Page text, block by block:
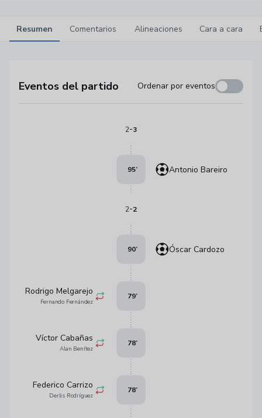
Resumen Comentarios Alineaciones Cara a cara
Eventos del partido Ordenar por eventos
2-3
Antonio Bareiro
95’
2-2
Óscar Cardozo
90’
Rodrigo Melgarejo
Fernando Fernández
79’
Víctor Cabañas
Alan Benítez
78’
Federico Carrizo
Derlis Rodríguez
78’